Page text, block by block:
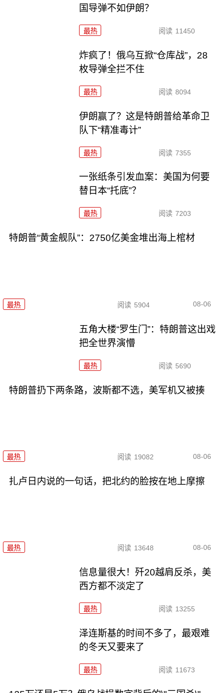
国导弹不如伊朗？
最热 阅读 11450
炸疯了！俄乌互掀“仓库战”，28
枚导弹全拦不住
最热 阅读 8094
伊朗赢了？这是特朗普给革命卫
队下“精准毒计”
最热 阅读 7355
一张纸条引发血案：美国为何要
替日本“托底”？
最热 阅读 7203
特朗普“黄金舰队”：2750亿美金堆出海上棺材
最热 阅读 5904 08-06
五角大楼“罗生门”：特朗普这出戏
把全世界演懵
最热 阅读 5690
特朗普扔下两条路，波斯都不选，美军机又被揍
最热 阅读 19082 08-06
扎卢日内说的一句话，把北约的脸按在地上摩擦
最热 阅读 13648 08-06
信息量很大！歼20越肩反杀，美
西方都不淡定了
最热 阅读 13255
泽连斯基的时间不多了，最艰难
的冬天又要来了
最热 阅读 11673